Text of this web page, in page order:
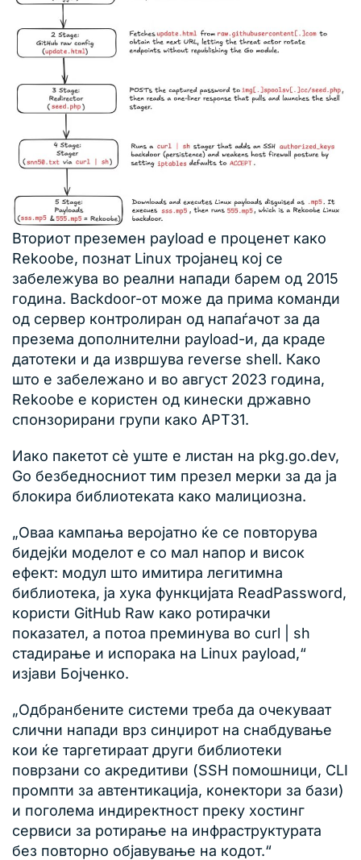
Вториот преземен payload е проценет како
Rekoobe, познат Linux тројанец кој се
забележува во реални напади барем од 2015
година. Backdoor-от може да прима команди
од сервер контролиран од напаѓачот за да
презема дополнителни payload-и, да краде
датотеки и да извршува reverse shell. Како
што е забележано и во август 2023 година,
Rekoobe е користен од кинески државно
спонзорирани групи како APT31.
Иако пакетот сè уште е листан на pkg.go.dev,
Go безбедносниот тим презел мерки за да ја
блокира библиотеката како малициозна.
„Оваа кампања веројатно ќе се повторува
бидејќи моделот е со мал напор и висок
ефект: модул што имитира легитимна
библиотека, ја хука функцијата ReadPassword,
користи GitHub Raw како ротирачки
показател, а потоа преминува во curl | sh
стадирање и испорака на Linux payload,“
изјави Бојченко.
„Одбранбените системи треба да очекуваат
слични напади врз синџирот на снабдување
кои ќе таргетираат други библиотеки
поврзани со акредитиви (SSH помошници, CLI
промпти за автентикација, конектори за бази)
и поголема индиректност преку хостинг
сервиси за ротирање на инфраструктурата
без повторно објавување на кодот.“